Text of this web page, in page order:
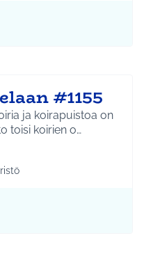
#1155
ja koirapuistoa on
toisi koirien o…
Etelä-Tuusulan kylät
teeman mukaan: